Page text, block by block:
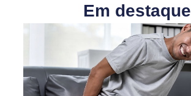
Em destaque